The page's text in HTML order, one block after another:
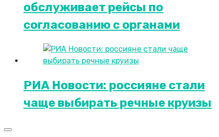
обслуживает рейсы по
согласованию c органами
РИА Новости: россияне стали
чаще выбирать речные круизы